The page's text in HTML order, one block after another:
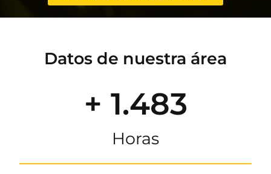
Datos de nuestra área
+ 1.483
Horas